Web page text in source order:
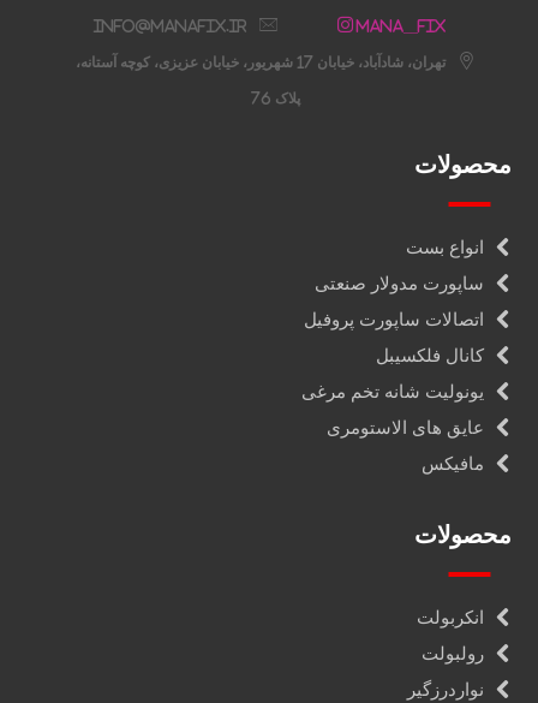
Mana__fix
info@manafix.ir
تهران، شادآباد، خیابان 17 شهریور، خیابان عزیزی، کوچه آستانه،
پلاک 76
محصولات
انواع بست
ساپورت مدولار صنعتی
اتصالات ساپورت پروفیل
کانال فلکسیبل
یونولیت شانه تخم مرغی
عایق های الاستومری
مافیکس
محصولات
انکربولت
رولبولت
نواردرزگیر